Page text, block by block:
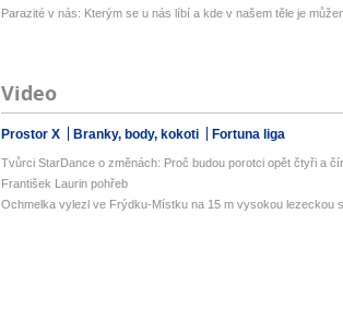
Parazité v nás: Kterým se u nás líbí a kde v našem těle je
Video
Prostor X Branky, body, kokoti Fortuna liga
Tvůrci StarDance o změnách: Proč budou porotci opět čtyři a
František Laurin pohřeb
Ochmelka vylezl ve Frýdku-Místku na 15 m vysokou lezeckou